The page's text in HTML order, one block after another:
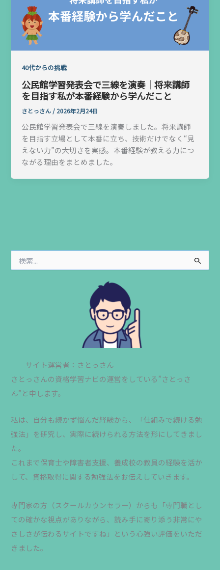
40代からの挑戦
公民館学習発表会で三線を演奏｜将来講師
を目指す私が本番経験から学んだこと
さとっさん/2026年2月24日
公民館学習発表会で三線を演奏しました。将来講師
を目指す立場として本番に立ち、技術だけでなく“見
えない力”の大切さを実感。本番経験が教える力につ
ながる理由をまとめました。
索
サイト運営者：さとっさん
さとっさんの資格学習ナビの運営をしている”さとっさ
ん”と申します。
私は、自分も続かず悩んだ経験から、「仕組みで続ける勉
強法」を研究し、実際に続けられる方法を形にしてきまし
た。
これまで保育士や障害者支援、養成校の教員の経験を活か
して、資格取得に関する勉強法をお伝えしていきます。
専門家の方（スクールカウンセラー）からも「専門職とし
ての確かな視点がありながら、読み手に寄り添う非常にや
さしさが伝わるサイトですね」という心強い評価をいただ
きました。